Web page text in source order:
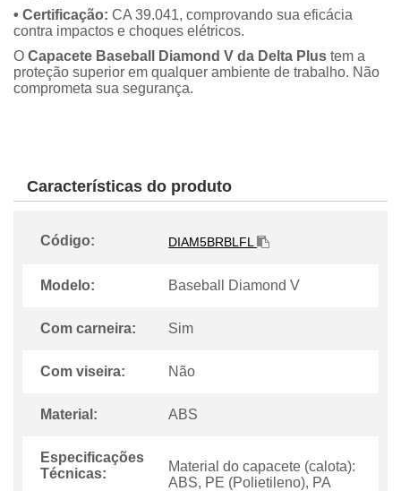
• Certificação: CA 39.041, comprovando sua eficácia
contra impactos e choques elétricos.
O Capacete Baseball Diamond V da Delta Plus tem a
proteção superior em qualquer ambiente de trabalho. Não
comprometa sua segurança.
Características do produto
Código: DIAM5BRBLFL
Modelo: Baseball Diamond V
Com carneira: Sim
Com viseira: Não
Material: ABS
Especificações
Técnicas:
Material do capacete (calota):
ABS, PE (Polietileno), PA